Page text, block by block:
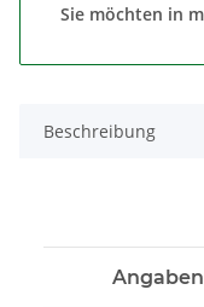
Sie möchten in
Beschreibung